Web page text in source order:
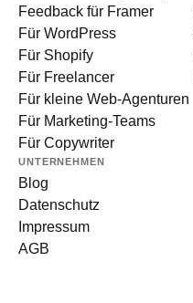
Feedback für Framer
Für WordPress
Für Shopify
Für Freelancer
Für kleine Web-Agenturen
Für Marketing-Teams
Für Copywriter
UNTERNEHMEN
Blog
Datenschutz
Impressum
AGB